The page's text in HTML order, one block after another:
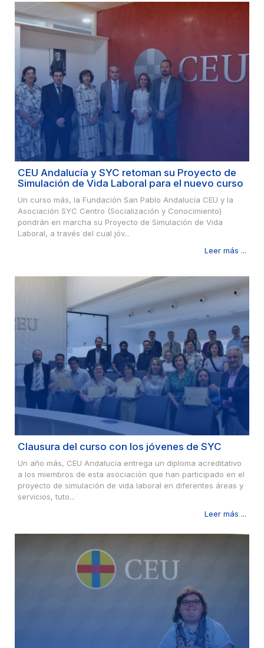
CEU Andalucía y SYC retoman su Proyecto de
Simulación de Vida Laboral para el nuevo curso
Un curso más, la Fundación San Pablo Andalucía CEU y la
Asociación SYC Centro (Socialización y Conocimiento)
pondrán en marcha su Proyecto de Simulación de Vida
Laboral, a través del cual jóv...
Leer más ...
Clausura del curso con los jóvenes de SYC
Un año más, CEU Andalucía entrega un diploma acreditativo
a los miembros de esta asociación que han participado en el
proyecto de simulación de vida laboral en diferentes áreas y
servicios, tuto...
Leer más ...